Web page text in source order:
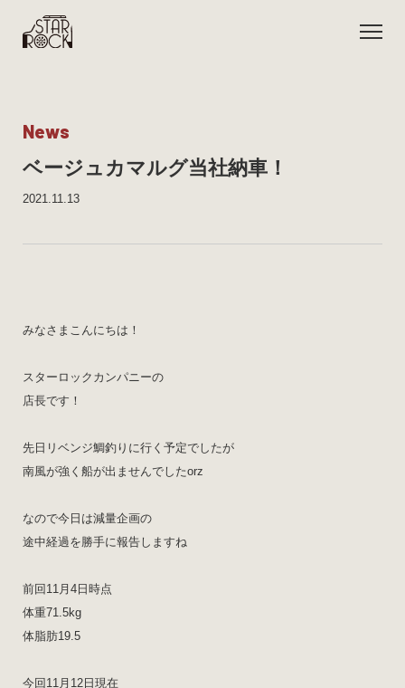
News
ベージュカマルグ当社納車！
2021.11.13
みなさまこんにちは！
スターロックカンパニーの
店長です！
先日リベンジ鯛釣りに行く予定でしたが
南風が強く船が出ませんでしたorz
なので今日は減量企画の
途中経過を勝手に報告しますね
前回11月4日時点
体重71.5kg
体脂肪19.5
今回11月12日現在